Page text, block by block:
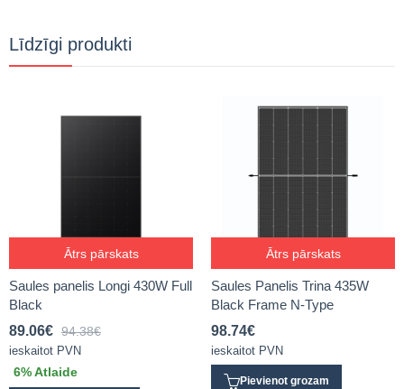
Līdzīgi produkti
Ātrs pārskats
Saules panelis Longi 430W Full
Black
89.06€ 94.38€
ieskaitot PVN
6% Atlaide
Ātrs pārskats
Saules Panelis Trina 435W
Black Frame N-Type
98.74€
ieskaitot PVN
Pievienot grozam